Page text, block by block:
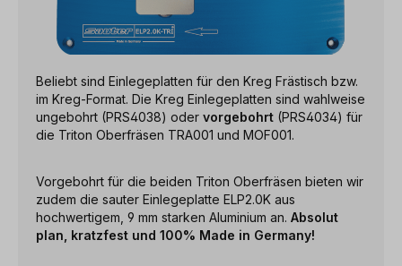
Beliebt sind Einlegeplatten für den Kreg Frästisch bzw.
im Kreg-Format. Die Kreg Einlegeplatten sind wahlweise
ungebohrt (PRS4038) oder vorgebohrt (PRS4034) für
die Triton Oberfräsen TRA001 und MOF001.
Vorgebohrt für die beiden Triton Oberfräsen bieten wir
zudem die sauter Einlegeplatte ELP2.0K aus
hochwertigem, 9 mm starken Aluminium an. Absolut
plan, kratzfest und 100% Made in Germany!